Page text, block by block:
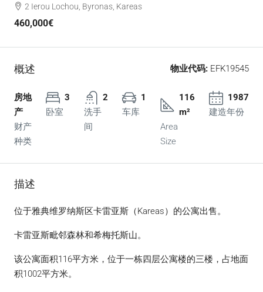
2 Ierou Lochou, Byronas, Kareas
460,000€
概述 物业代码: EFK19545
房地
产
财产
种类
3
卧室
2
洗手
间
1
车库
116
m²
Area
Size
1987
建造年份
描述
位于雅典维罗纳斯区卡雷亚斯（Kareas）的公寓出售。
卡雷亚斯毗邻森林和希梅托斯山。
该公寓面积116平方米，位于一栋四层公寓楼的三楼，占地面
积1002平方米。